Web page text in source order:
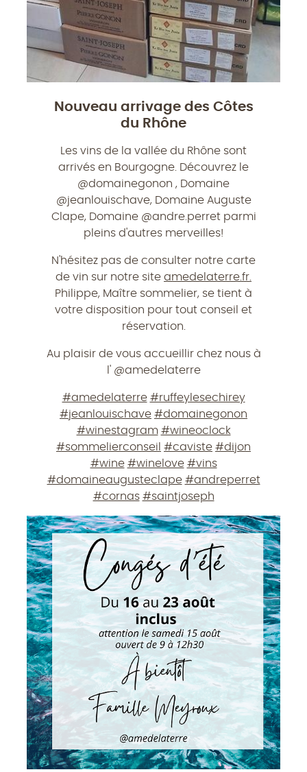
Nouveau arrivage des Côtes
du Rhône
Les vins de la vallée du Rhône sont
arrivés en Bourgogne. Découvrez le
@domainegonon , Domaine
@jeanlouischave, Domaine Auguste
Clape, Domaine @andre.perret parmi
pleins d'autres merveilles!
N'hésitez pas de consulter notre carte
de vin sur notre site amedelaterre.fr.
Philippe, Maître sommelier, se tient à
votre disposition pour tout conseil et
réservation.
Au plaisir de vous accueillir chez nous à
l' @amedelaterre
#amedelaterre #ruffeylesechirey
#jeanlouischave #domainegonon
#winestagram #wineoclock
#sommelierconseil #caviste #dijon
#wine #winelove #vins
#domaineaugusteclape #andreperret
#cornas #saintjoseph